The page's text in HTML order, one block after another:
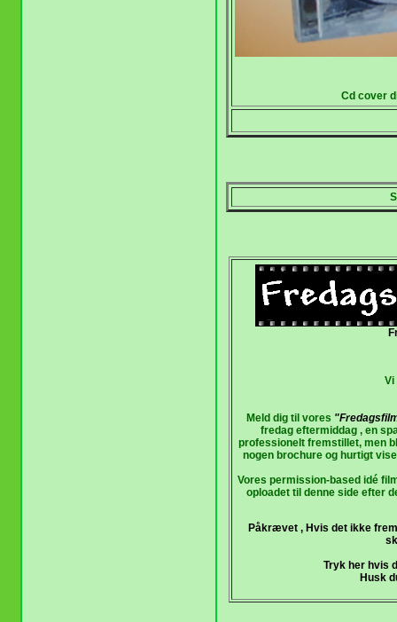
Cd cover
Vi
Meld dig til vores
fredag eftermiddag , en
professionelt fremstillet, men
nogen brochure og hurtigt
Vores permission-based idé
oploadet til denne side efter
Påkrævet , Hvis det ikke
Tryk her hvis
Husk